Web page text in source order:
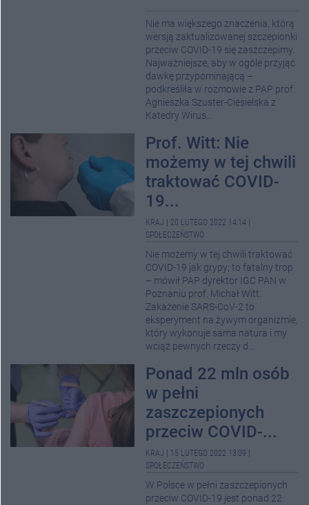
Nie ma większego znaczenia, którą
wersją zaktualizowanej szczepionki
przeciw COVID-19 się zaszczepimy.
Najważniejsze, aby w ogóle przyjąć
dawkę przypominającą –
podkreśliła w rozmowie z PAP prof.
Agnieszka Szuster-Ciesielska z
Katedry Wirus...
Prof. Witt: Nie
możemy w tej chwili
traktować COVID-
19...
KRAJ 20 LUTEGO 2022 14:14
SPOŁECZEŃSTWO
Nie możemy w tej chwili traktować
COVID-19 jak grypy; to fatalny trop
– mówił PAP dyrektor IGC PAN w
Poznaniu prof. Michał Witt.
Zakażenie SARS-CoV-2 to
eksperyment na żywym organizmie,
który wykonuje sama natura i my
wciąż pewnych rzeczy d...
Ponad 22 mln osób
w pełni
zaszczepionych
przeciw COVID-...
KRAJ 15 LUTEGO 2022 13:09
SPOŁECZEŃSTWO
W Polsce w pełni zaszczepionych
przeciw COVID-19 jest ponad 22